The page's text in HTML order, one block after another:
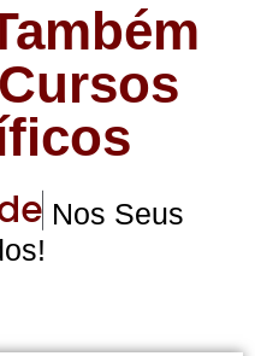
e Nos Seus